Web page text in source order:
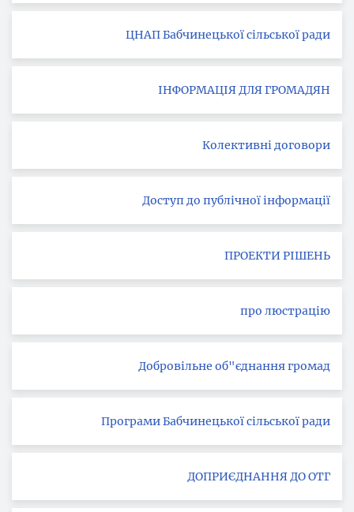
ЦНАП Бабчинецької сільської ради
ІНФОРМАЦІЯ ДЛЯ ГРОМАДЯН
Колективні договори
Доступ до публічної інформації
ПРОЕКТИ РІШЕНЬ
про люстрацію
Добровільне об"єднання громад
Програми Бабчинецької сільської ради
ДОПРИЄДНАННЯ ДО ОТГ